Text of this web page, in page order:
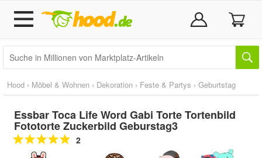
Hood › Möbel & Wohnen › Dekoration › Feste & Partys › Geburtstag
Essbar Toca Life Word Gabi Torte Tortenbild
Fototorte Zuckerbild Geburstag3
2